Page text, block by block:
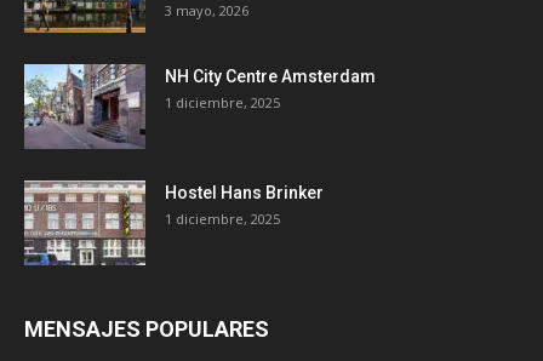
3 mayo, 2026
NH City Centre Amsterdam
1 diciembre, 2025
Hostel Hans Brinker
1 diciembre, 2025
MENSAJES POPULARES